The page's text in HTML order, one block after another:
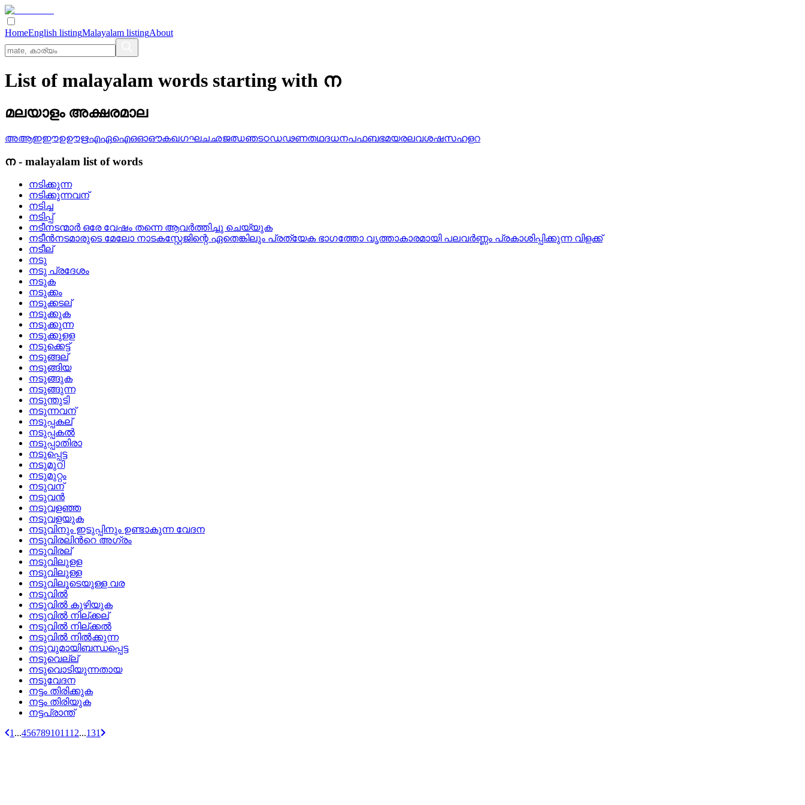
HomeEnglish listingMalayalam listingAbout
List of malayalam words starting with ന
മലയാളം അക്ഷരമാല
അആഇഈഉഊഋഎഏഐഒഓഔകഖഗഘചഛജഝഞടഠഡഢണതഥദധനപഫബഭമയരലവശഷസഹളറ
ന- malayalam list of words
നടിക്കുന്ന
നടിക്കുന്നവന്
നടിച്ച
നടിപ്പ്
നടീനടന്മാര്‍ ഒരേ വേഷം തന്നെ ആവര്‍ത്തിച്ചു ചെയ്യുക
നടീന്‍നടമാരുടെ മേലോ നാടകസ്റ്റേജിന്റെ ഏതെങ്കിലും പ്രത്യേക ഭാഗത്തോ വൃത്താകാരമായി പലവര്‍ണ്ണം പ്രകാശിപ്പിക്കുന്ന വിളക്ക്
നടീല്
നടു
നടു പ്രദേശം
നടുക
നടുക്കം
നടുക്കടല്
നടുക്കുക
നടുക്കുന്ന
നടുക്കുളള
നടുക്കെട്ട്
നടുങ്ങല്
നടുങ്ങിയ
നടുങ്ങുക
നടുങ്ങുന്ന
നടുന്തുടി
നടുന്നവന്
നടുപ്പകല്
നടുപ്പകല്‍
നടുപ്പാതിരാ
നടുപ്പെട്ട
നടുമുറി
നടുമുറ്റം
നടുവന്
നടുവന്‍
നടുവളഞ്ഞ
നടുവളയുക
നടുവിനും ഇടുപ്പിനും ഉണ്ടാകുന്ന വേദന
നടുവിരലിന്‍റെ അഗ്രം
നടുവിരല്
നടുവിലുളള
നടുവിലുള്ള
നടുവിലൂടെയുള്ള വര
നടുവില്‍
നടുവില്‍ കുഴിയുക
നടുവില്‍ നില്ക്കല്
നടുവില്‍ നില്ക്കല്‍
നടുവില്‍ നില്‍ക്കുന്ന
നടുവുമായിബന്ധപ്പെട്ട
നടുവെല്ല്
നടുവൊടിയുന്നതായ
നടുവേദന
നട്ടം തിരിക്കുക
നട്ടം തിരിയുക
നട്ടപ്രാന്ത്
1 ...4567891011 12...131